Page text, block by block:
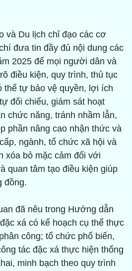
và Du lịch chỉ đạo các cơ
đưa tin đầy đủ nội dung các
2025 để mọi người dân và
điều kiện, quy trình, thủ tục
thể tự bảo vệ quyền, lợi ích
đối chiếu, giám sát hoạt
chức năng, tránh nhầm lẫn,
phần nâng cao nhận thức và
ngành, tổ chức xã hội và
xóa bỏ mặc cảm đối với
quan tâm tạo điều kiện giúp
đồng.
đã nêu trong Hướng dẫn
xá có kế hoạch cụ thể thực
công; tổ chức phổ biến,
tác đặc xá thực hiện thống
minh bạch theo quy trình